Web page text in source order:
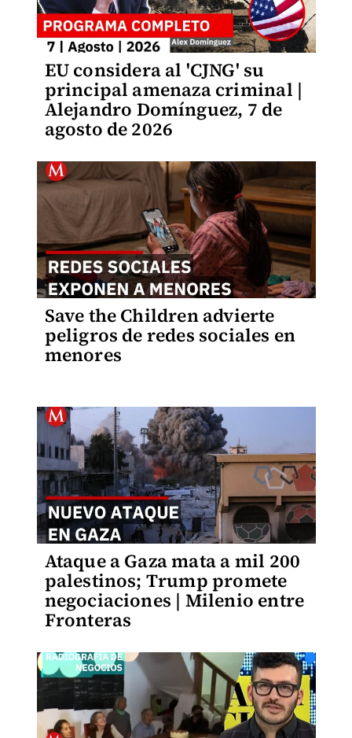
EU considera al 'CJNG' su
principal amenaza criminal |
Alejandro Domínguez, 7 de
agosto de 2026
Save the Children advierte
peligros de redes sociales en
menores
Ataque a Gaza mata a mil 200
palestinos; Trump promete
negociaciones | Milenio entre
Fronteras